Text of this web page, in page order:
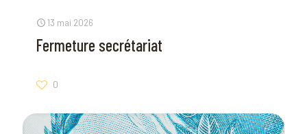
13 mai 2026
Fermeture secrétariat
0